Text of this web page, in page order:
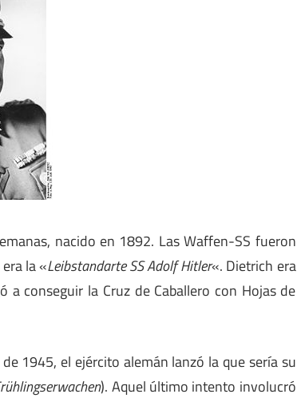
nacido en 1892. Las Waffen-SS fueron
la «Leibstandarte SS Adolf Hitler«. Dietrich era
conseguir la Cruz de Caballero con Hojas de
1945, el ejército alemán lanzó la que sería su
). Aquel último intento involucró